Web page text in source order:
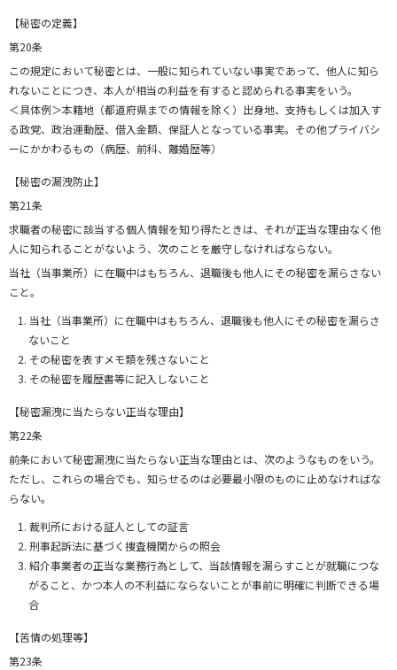
【秘密の定義】
第20条
この規定において秘密とは、一般に知られていない事実であって、他人に知ら
れないことにつき、本人が相当の利益を有すると認められる事実をいう。
＜具体例＞本籍地（都道府県までの情報を除く）出身地、支持もしくは加入す
る政党、政治運動歴、借入金額、保証人となっている事実。その他プライバシ
ーにかかわるもの（病歴、前科、離婚歴等）
【秘密の漏洩防止】
第21条
求職者の秘密に該当する個人情報を知り得たときは、それが正当な理由なく他
人に知られることがないよう、次のことを厳守しなければならない。
当社（当事業所）に在職中はもちろん、退職後も他人にその秘密を漏らさない
こと。
当社（当事業所）に在職中はもちろん、退職後も他人にその秘密を漏らさ
ないこと
その秘密を表すメモ類を残さないこと
その秘密を履歴書等に記入しないこと
【秘密漏洩に当たらない正当な理由】
第22条
前条において秘密漏洩に当たらない正当な理由とは、次のようなものをいう。
ただし、これらの場合でも、知らせるのは必要最小限のものに止めなければな
らない。
裁判所における証人としての証言
刑事起訴法に基づく捜査機関からの照会
紹介事業者の正当な業務行為として、当該情報を漏らすことが就職につな
がること、かつ本人の不利益にならないことが事前に明確に判断できる場
合
【苦情の処理等】
第23条